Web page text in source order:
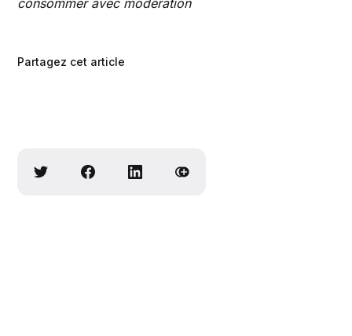
consommer avec modération
Partagez cet article